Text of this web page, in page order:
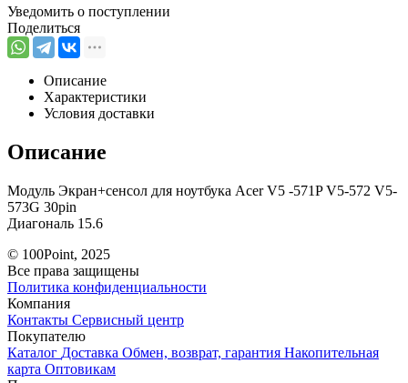
Уведомить о поступлении
Поделиться
Описание
Характеристики
Условия доставки
Описание
Модуль Экран+сенсол для ноутбука Acer V5 -571P V5-572 V5-
573G 30pin
Диагональ 15.6
© 100Point, 2025
Все права защищены
Политика конфиденциальности
Компания
Контакты Сервисный центр
Покупателю
Каталог Доставка Обмен, возврат, гарантия Накопительная
карта Оптовикам